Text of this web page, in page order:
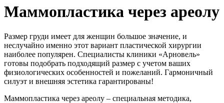
Маммопластика через ареолу
Размер груди имеет для женщин большое значение, и
неслучайно именно этот вариант пластической хирургии
наиболее популярен. Специалисты клиники «Арновель»
готовы подобрать подходящий размер с учетом ваших
физиологических особенностей и пожеланий. Гармоничный
силуэт и внешняя эстетика гарантированы!
Маммопластика через ареолу – специальная методика,